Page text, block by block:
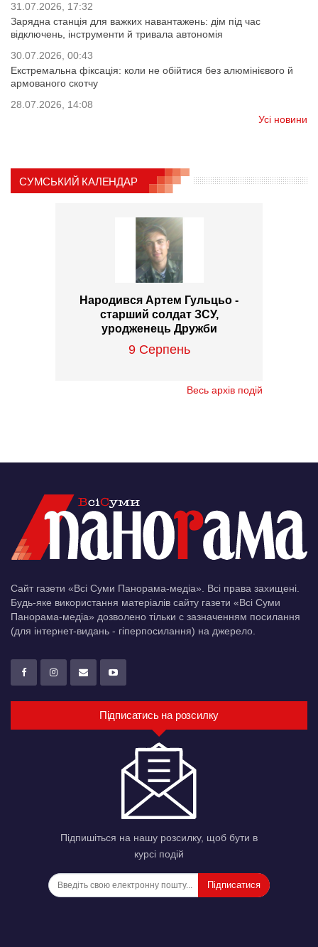
31.07.2026, 17:32
Зарядна станція для важких навантажень: дім під час
відключень, інструменти й тривала автономія
30.07.2026, 00:43
Екстремальна фіксація: коли не обійтися без алюмінієвого й
армованого скотчу
28.07.2026, 14:08
Усі новини
СУМСЬКИЙ КАЛЕНДАР
Народився Артем Гульцьо -
старший солдат ЗСУ,
уродженець Дружби
9 Серпень
Весь архів подій
Сайт газети «Всі Суми Панорама-медіа». Всі права захищені.
Будь-яке використання матеріалів сайту газети «Всі Суми
Панорама-медіа» дозволено тільки c зазначенням посилання
(для інтернет-видань - гіперпосилання) на джерело.
Підписатись на розсилку
Підпишіться на нашу розсилку, щоб бути в
курсі подій
Підписатися